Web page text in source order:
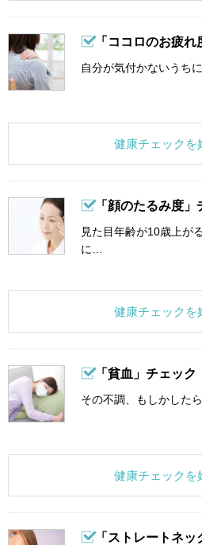
「ココロのお疲れ
自分が気付かないうち
健康チェックを
「顔のたるみ度」
見た目年齢が10歳上が
に…
健康チェックを
「貧血」チェック
その不調、もしかした
健康チェックを
「ストレートネッ